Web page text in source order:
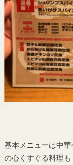
基本メニューは中
の心くすぐる料理も